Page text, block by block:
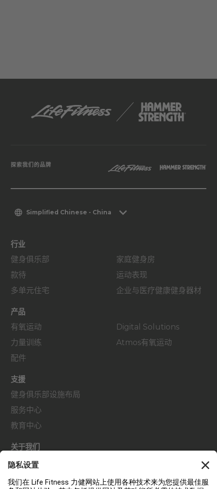
探索我们的品牌
Simplified Chinese - China
行业
健身俱乐部
款待
多单元住宅
家庭健身房
运动表现
企业与医疗健康健身器材
产品
有氧运动
力量训练
配件
Digital Solutions
Atmos有氧运动
支援
健身俱乐部设施布局
服务中心
教育中心
关于我们
查找经销商
查找门店